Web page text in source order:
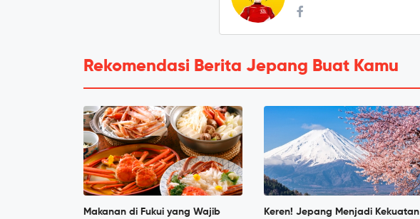
Rekomendasi Berita Jepang Buat Kamu
Makanan di Fukui yang Wajib
Keren! Jepang Menjadi Kekuatan